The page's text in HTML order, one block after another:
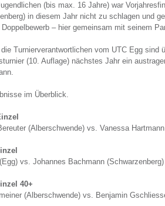
(bis max. 16 Jahre) war
in diesem Jahr nicht zu schlagen und
– hier gemeinsam mit seinem
die Turnierverantwortlichen vom UTC Egg sind
(10. Auflage) nächstes Jahr ein
im Überblick.
(Alberschwende) vs. Vanessa
vs. Johannes Bachmann
40+
(Alberschwende) vs. Benjamin